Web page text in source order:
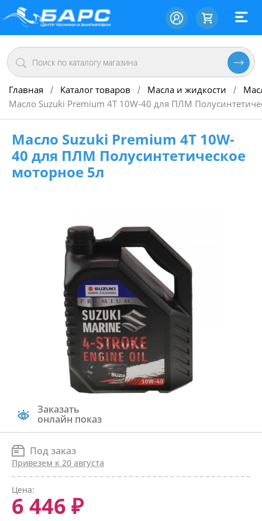
Главная / Каталог товаров / Масла и жидкости /
Масло Suzuki Premium 4Т 10W-40 для ПЛМ
Масло Suzuki Premium 4Т 10W-
40 для ПЛМ Полусинтетическое
моторное 5л
Заказать
онлайн показ
Под заказ
Привезем к 20 августа
Цена:
6 446 ₽